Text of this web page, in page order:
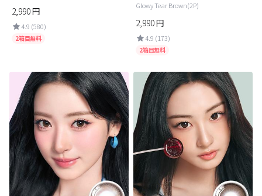
透明
乱視用
ハロウィンカラコン
レビュー
EYEしてる
総合掲示板
カスタマーサービス
2,990円
4.9 (580)
2箱目無料
Glowy Tear Brown(2P)
2,990円
4.9 (173)
2箱目無料